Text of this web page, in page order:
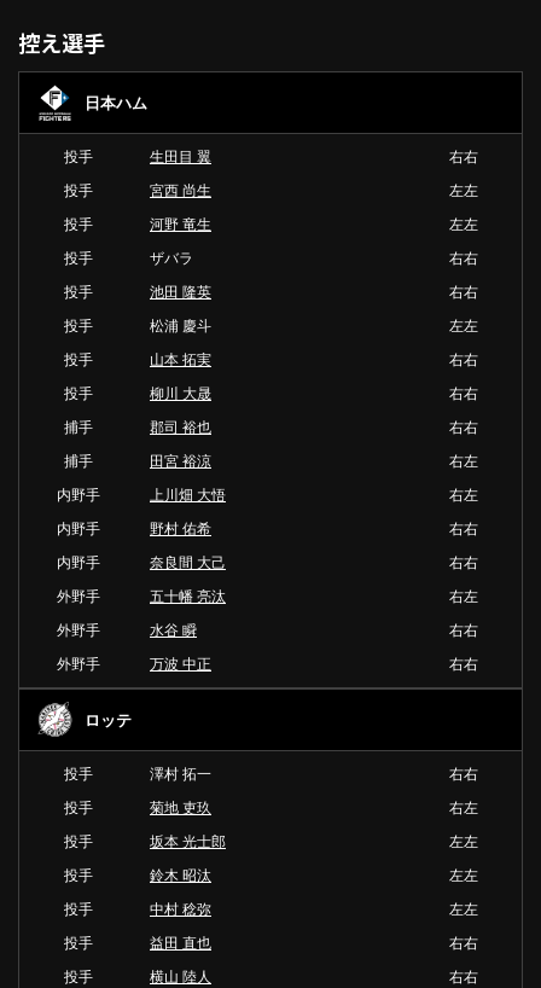
控え選手
日本ハム
投手 生田目 翼
右右
投手
宮西 尚生
左左
投手
河野 竜生
左左
投手
ザバラ
右右
投手
池田 隆英
右右
投手
松浦 慶斗
左左
投手
山本 拓実
右右
投手
柳川 大晟
右右
捕手
郡司 裕也
右右
捕手
田宮 裕涼
右左
内野手
上川畑 大悟
右左
内野手
野村 佑希
右右
内野手
奈良間 大己
右右
外野手
五十幡 亮汰
右左
外野手
水谷 瞬
右右
外野手
万波 中正 右右
ロッテ
投手 澤村 拓一
右右
投手
菊地 吏玖
右左
投手
坂本 光士郎
左左
投手
鈴木 昭汰
左左
投手
中村 稔弥
左左
投手
益田 直也
右右
投手
横山 陸人
右右